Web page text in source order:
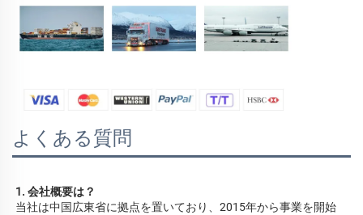
よくある質問
1. 会社概要は？
当社は中国広東省に拠点を置いており、2015年から事業を開始